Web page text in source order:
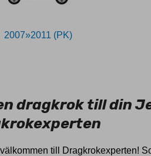
2007»2011 (PK)
dragkrok till din
till Dragkrokexperten!